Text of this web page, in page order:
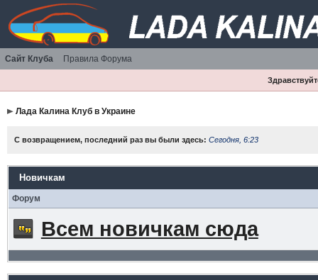
Сайт Клуба Правила Форума
Лада Калина Клуб в Украине
С возвращением, последний раз вы были здесь: Сегодня, 6:23
Новичкам
Форум
Всем новичкам сюда